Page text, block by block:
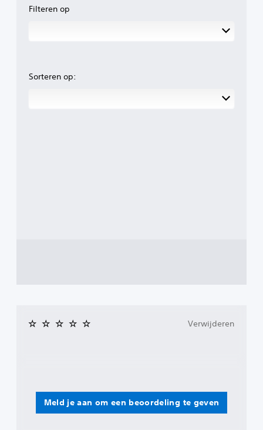
Filteren op
Sorteren op:
Meld je aan om een beoordeling te geven
Verwijderen